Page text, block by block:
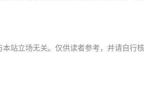
站立场无关。仅供读者参考，并请自行